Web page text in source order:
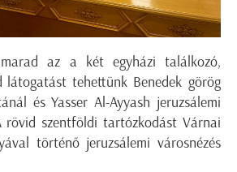
marad az a két egyházi találkozó,
látogatást tehettünk Benedek görög
és Yasser Al-Ayyash jeruzsálemi
rövid szentföldi tartózkodást Várnai
történő jeruzsálemi városnézés